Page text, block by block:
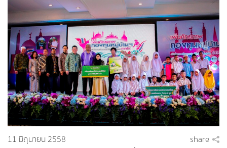
11 มิถุนายน 2558 share